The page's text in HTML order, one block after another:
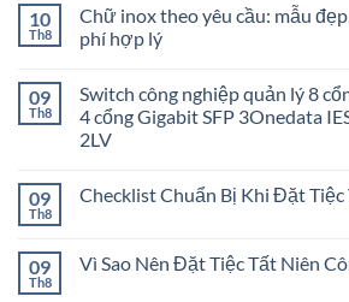
10
Th8
Chữ inox theo yêu cầu: mẫu
phí hợp lý
09
Th8
Switch công nghiệp quản lý 8
4 cổng Gigabit SFP 3Onedata
2LV
09
Th8
Checklist Chuẩn Bị Khi Đặt Tiệc
09
Th8
Vì Sao Nên Đặt Tiệc Tất Niên